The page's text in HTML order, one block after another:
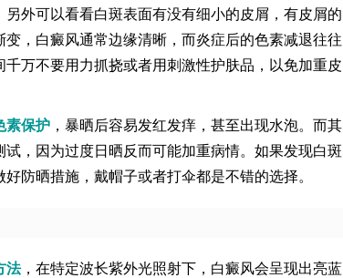
外可以看看白斑表面有没有细小的皮屑，有皮屑的
，白癜风通常边缘清晰，而炎症后的色素减退往往
万不要用力抓挠或者用刺激性护肤品，以免加重皮
素保护，暴晒后容易发红发痒，甚至出现水泡。而其
，因为过度日晒反而可能加重病情。如果发现白斑
防晒措施，戴帽子或者打伞都是不错的选择。
法，在特定波长紫外光照射下，白癜风会呈现出亮蓝